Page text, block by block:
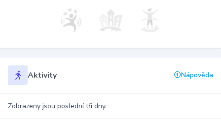
Aktivity Nápověda
Zobrazeny jsou poslední tři dny.